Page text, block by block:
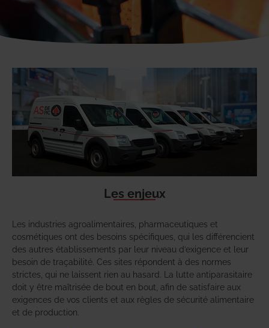
Les enjeux
Les industries agroalimentaires, pharmaceutiques et
cosmétiques ont des besoins spécifiques, qui les différencient
des autres établissements par leur niveau d’exigence et leur
besoin de traçabilité. Ces sites répondent à des normes
strictes, qui ne laissent rien au hasard. La lutte antiparasitaire
doit y être maîtrisée de bout en bout, afin de satisfaire aux
exigences de vos clients et aux règles de sécurité alimentaire
et de production.